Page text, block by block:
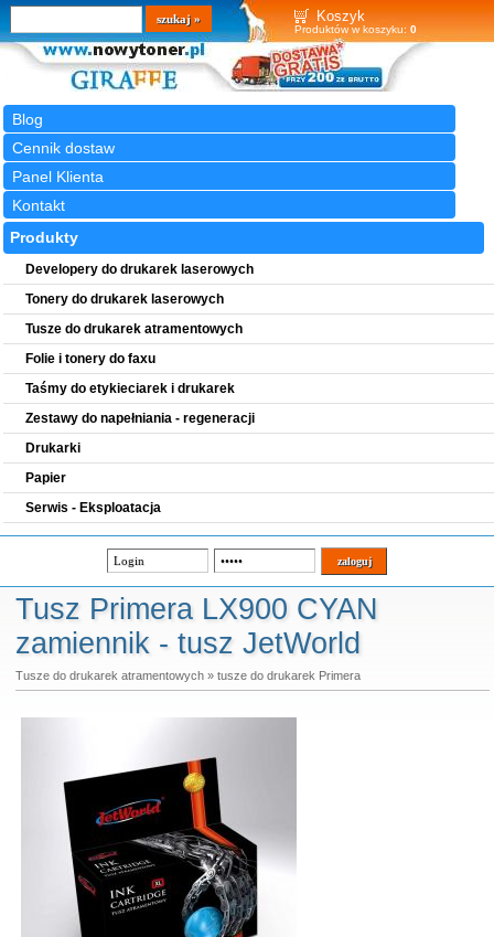
Koszyk
Produktów w koszyku: 0
Blog
Cennik dostaw
Panel Klienta
Kontakt
Wyszukiwarka
szukaj
Produkty
Developery do drukarek laserowych
Tonery do drukarek laserowych
Tusze do drukarek atramentowych
Folie i tonery do faxu
Taśmy do etykieciarek i drukarek
Zestawy do napełniania - regeneracji
Drukarki
Papier
Serwis - Eksploatacja
Tusz Primera LX900 CYAN
zamiennik - tusz JetWorld
Tusze do drukarek atramentowych» tusze do drukarek Primera